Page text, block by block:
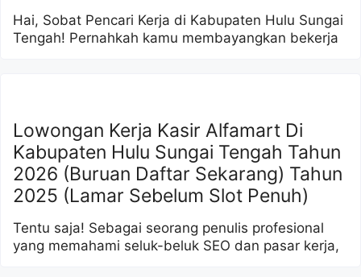
Hai, Sobat Pencari Kerja di Kabupaten Hulu Sungai
Tengah! Pernahkah kamu membayangkan bekerja
Lowongan Kerja Kasir Alfamart Di
Kabupaten Hulu Sungai Tengah Tahun
2026 (Buruan Daftar Sekarang) Tahun
2025 (Lamar Sebelum Slot Penuh)
Tentu saja! Sebagai seorang penulis profesional
yang memahami seluk-beluk SEO dan pasar kerja,